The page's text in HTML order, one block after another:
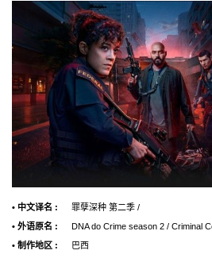
• 中文译名 :
罪孽深种 第二季 /
• 外语原名 :
DNA do Crime season 2 / Criminal
• 制作地区 :
巴西